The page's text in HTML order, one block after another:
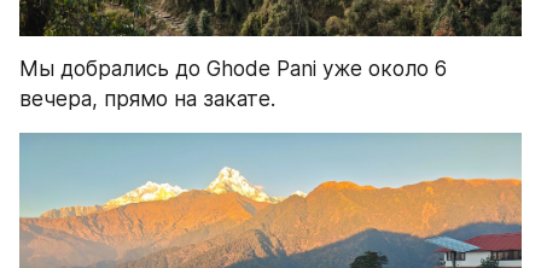
Мы добрались до Ghode Pani уже около 6
вечера, прямо на закате.